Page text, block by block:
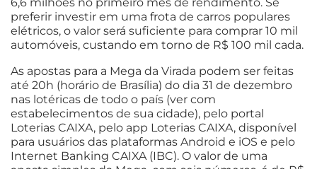
preferir investir em uma frota de carros populares
elétricos, o valor será suficiente para comprar 10 mil
automóveis, custando em torno de R$ 100 mil cada.
As apostas para a Mega da Virada podem ser feitas
até 20h (horário de Brasília) do dia 31 de dezembro
nas lotéricas de todo o país (ver com
estabelecimentos de sua cidade), pelo portal
Loterias CAIXA, pelo app Loterias CAIXA, disponível
para usuários das plataformas Android e iOS e pelo
Internet Banking CAIXA (IBC). O valor de uma